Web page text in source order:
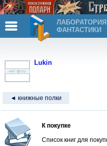
ЛАБОРАТОРИЯ
ФАНТАСТИКИ
Lukin
◄ книжные полки
К покупке
Список книг для